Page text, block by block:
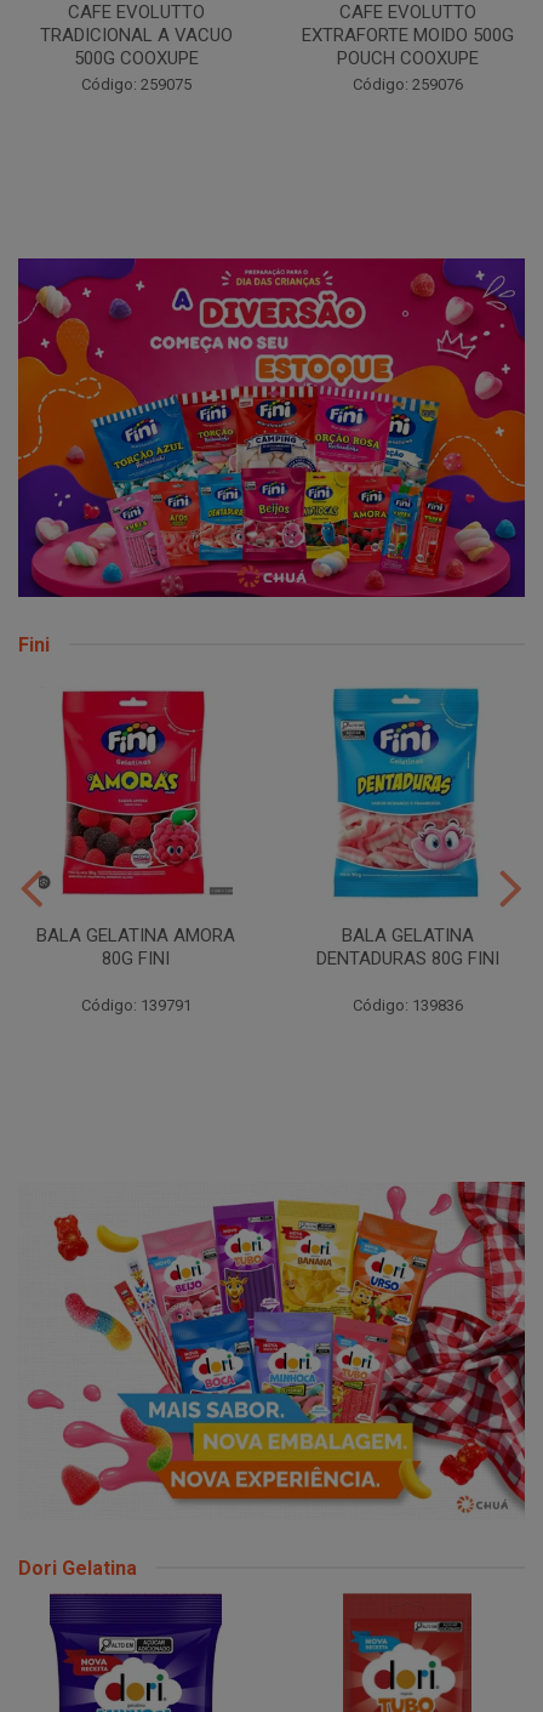
CAFE EVOLUTTO
TRADICIONAL A VACUO
500G COOXUPE
Código: 259075
CAFE EVOLUTTO
EXTRAFORTE MOIDO 500G
POUCH COOXUPE
Código: 259076
Fini
BALA GELATINA AMORA
80G FINI
Código: 139791
BALA GELATINA
DENTADURAS 80G FINI
Código: 139836
Dori Gelatina